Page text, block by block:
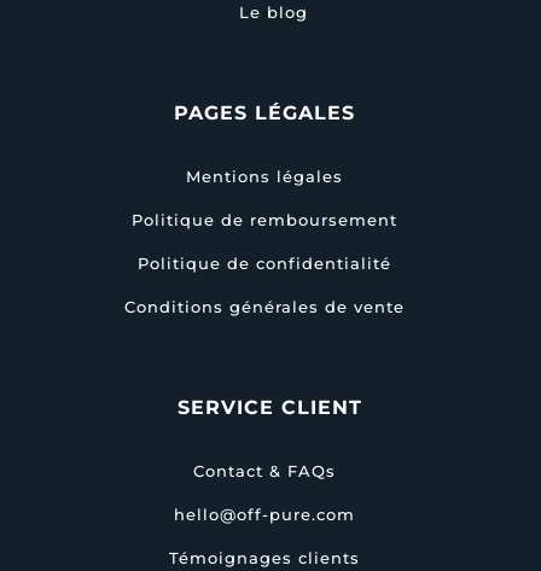
Le blog
PAGES LÉGALES
Mentions légales
Politique de remboursement
Politique de confidentialité
Conditions générales de vente
SERVICE CLIENT
Contact & FAQs
hello@off-pure.com
Témoignages clients